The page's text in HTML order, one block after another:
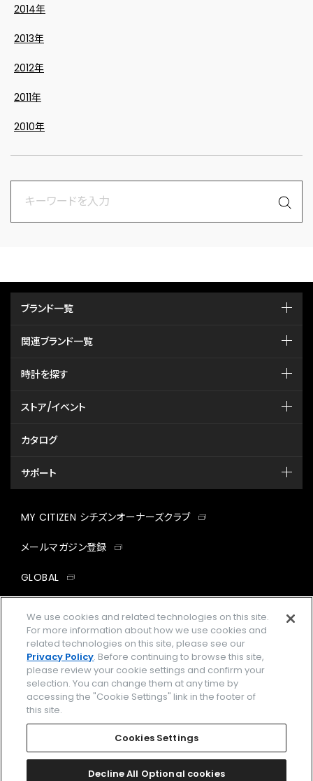
2014年
2013年
2012年
2011年
2010年
ブランド一覧
関連ブランド一覧
時計を探す
ストア/イベント
カタログ
サポート
MY CITIZEN シチズンオーナーズクラブ
メールマガジン登録
GLOBAL
facebookinstagramtwitter
企業情報 ご利用規約
プライバシーポリシー Cookies Settings
Amazon PayはAmazon.com, Inc.またはその関連会社の商標です。
We use cookies and related technologies on this site.
For more information about how we use cookies and
related technologies on this site, please see our
Privacy Policy. Before continuing to browse this site,
please review your cookie settings and confirm your
selection. You can change them at any time by
accessing the "Cookie Settings" link in the footer of
this site.
Cookies Settings
Decline All Optional cookies